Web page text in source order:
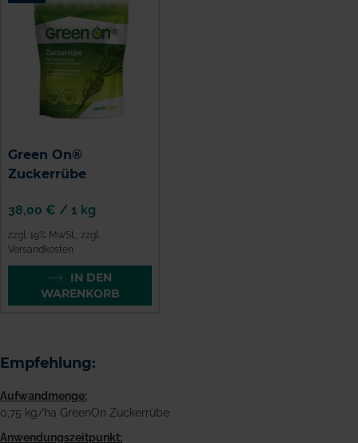
Green On®
Zuckerrübe
zzgl. 19% MwSt., zzgl.
Versandkosten
38,00 € / 1 kg
IN DEN
WARENKORB
Empfehlung:
Aufwandmenge:
0,75 kg/ha GreenOn Zuckerrübe
Anwendungszeitpunkt: